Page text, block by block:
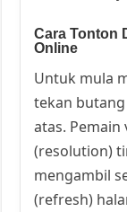
Cara Tonton
Online
Untuk mula
tekan
atas.
(resolution)
mengambil
(refresh)